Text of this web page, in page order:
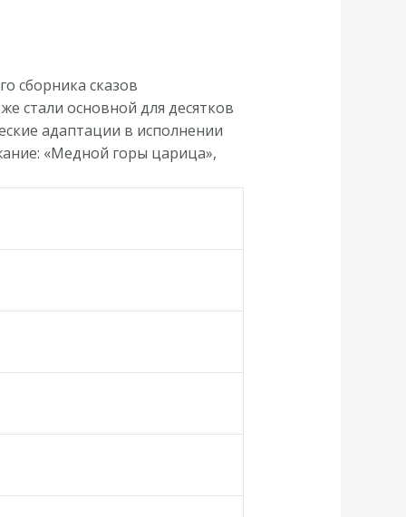
сборника сказов
стали основной для десятков
адаптации в исполнении
«Медной горы царица»,